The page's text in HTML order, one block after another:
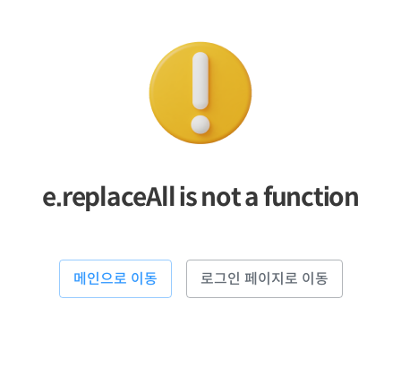
e.replaceAll is not a function
메인으로 이동 로그인 페이지로 이동